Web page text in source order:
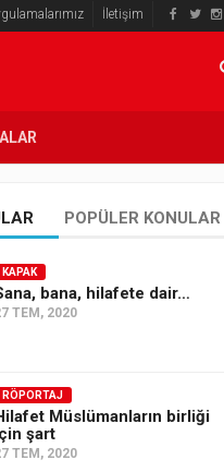
İletişim
POPÜLER KONULAR
KAPAK
bana, hilafete dair…
TEM, 2020
RÖPORTAJ
Müslümanların birliği
şart
TEM, 2020